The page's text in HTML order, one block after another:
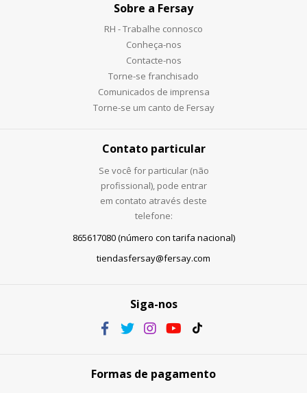
Sobre a Fersay
RH - Trabalhe connosco
Conheça-nos
Contacte-nos
Torne-se franchisado
Comunicados de imprensa
Torne-se um canto de Fersay
Contato particular
Se você for particular (não
profissional), pode entrar
em contato através deste
telefone:
865617080 (número con tarifa nacional)
tiendasfersay@fersay.com
Siga-nos
Formas de pagamento